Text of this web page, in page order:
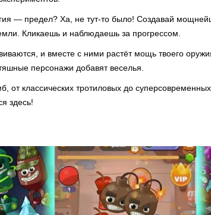
— предел? Ха, не тут-то было! Создавай
Кликаешь и наблюдаешь за прогрессом.
и вместе с ними растёт мощь твоего
персонажи добавят веселья.
от классических тротиловых до
здесь!